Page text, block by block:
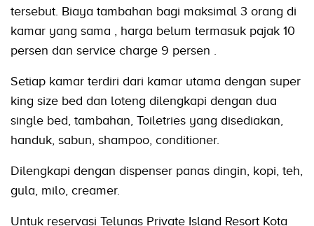
tersebut. Biaya tambahan bagi maksimal 3 orang di
kamar yang sama , harga belum termasuk pajak 10
persen dan service charge 9 persen .
Setiap kamar terdiri dari kamar utama dengan super
king size bed dan loteng dilengkapi dengan dua
single bed, tambahan, Toiletries yang disediakan,
handuk, sabun, shampoo, conditioner.
Dilengkapi dengan dispenser panas dingin, kopi, teh,
gula, milo, creamer.
Untuk reservasi Telunas Private Island Resort Kota